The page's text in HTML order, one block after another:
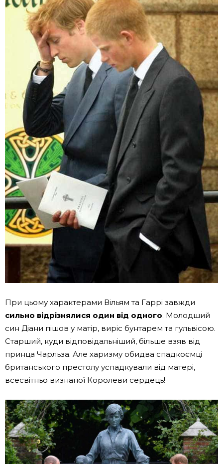
При цьому характерами Вільям та Гаррі завжди
сильно відрізнялися один від одного. Молодший
син Діани пішов у матір, виріс бунтарем та гульвісою.
Старший, куди відповідальніший, більше взяв від
принца Чарльза. Але харизму обидва спадкоємці
британського престолу успадкували від матері,
всесвітньо визнаної Королеви сердець!